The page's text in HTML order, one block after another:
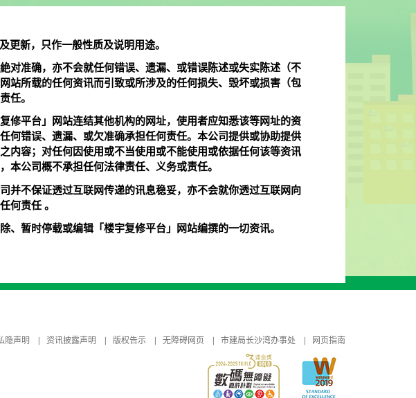
更新，只作一般性质及说明用途。
对准确，亦不会就任何错误、遗漏、或错误陈述或失实陈述（不
站所载的任何资讯而引致或所涉及的任何损失、毁坏或损害（包
任。
修平台」网站连结其他机构的网址，使用者应知悉该等网址的资
何错误、遗漏、或欠准确承担任何责任。本公司提供或协助提供
内容；对任何因使用或不当使用或不能使用或依据任何该等资讯
公司概不承担任何法律责任、义务或责任。
并不保证透过互联网传递的讯息稳妥，亦不会就你透过互联网向
何责任 。
暂时停载或编辑「楼宇复修平台」网站编撰的一切资讯。
隐声明 资讯披露声明 版权告示 无障碍网页 市建局长沙湾办事处 网页指南